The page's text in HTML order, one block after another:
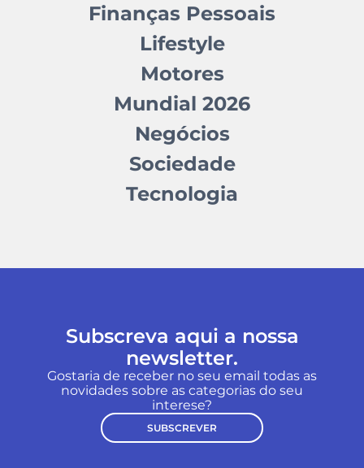
Finanças Pessoais
Lifestyle
Motores
Mundial 2026
Negócios
Sociedade
Tecnologia
Subscreva aqui a nossa
newsletter.
Gostaria de receber no seu email todas as
novidades sobre as categorias do seu
interese?
SUBSCREVER